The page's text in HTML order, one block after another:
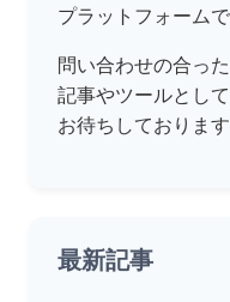
プラットフォームで
問い合わせの合っ
記事やツールとし
お待ちしております
最新記事